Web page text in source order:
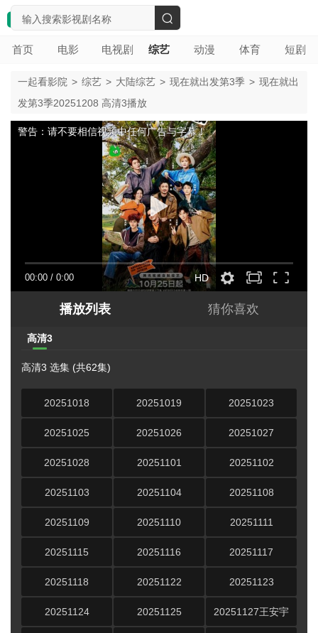
首页 电影 电视剧 综艺 动漫 体育 短剧
搜
一起看影院 > 综艺 > 大陆综艺 > 现在就出发第3季 > 现在就出
发第3季20251208 高清3播放
00:00 / 0:00 HD
警告：请不要相信视频中任何广告与字幕！
播放列表 猜你喜欢
高清3
高清3 选集 (共62集)
20251018 20251019 20251023
20251025 20251026 20251027
20251028 20251101 20251102
20251103 20251104 20251108
20251109 20251110 20251111
20251115 20251116 20251117
20251118 20251122 20251123
20251124 20251125 20251127王安宇